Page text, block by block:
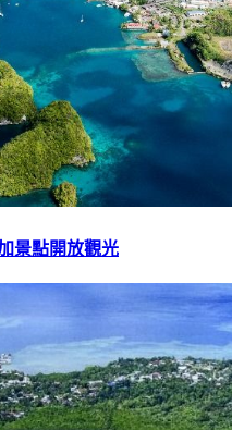
景點開放觀光